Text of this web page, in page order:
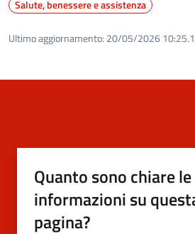
Salute, benessere e assistenza
Ultimo aggiornamento: 20/05/2026
Quanto sono chiare le
informazioni su
pagina?